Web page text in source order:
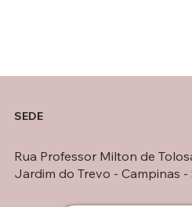
SEDE
Rua Professor Milton de
Jardim do Trevo - Campinas -